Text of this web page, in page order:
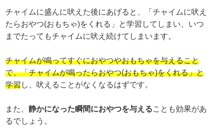
チャイムに盛んに吠えた後にあげると、「チャイムに吠え
たらおやつ(おもちゃ)をくれる」と学習してしまい、いつ
までたってもチャイムに吠え続けてしまいます。
チャイムが鳴ってすぐにおやつやおもちゃを与えること
で、「チャイムが鳴ったらおやつ(おもちゃ)をくれる」と
学習し、吠えることがなくなるはずです。
また、静かになった瞬間におやつを与えることも効果があ
るでしょう。